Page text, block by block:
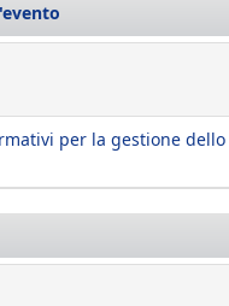
per la gestione